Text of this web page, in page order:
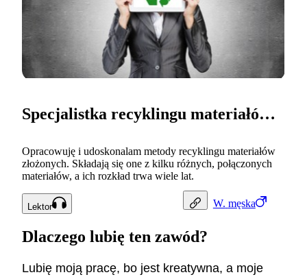
W. męska
Specjalistka recyklingu materiałów złożonych
Opracowuję i udoskonalam metody recyklingu materiałów
złożonych. Składają się one z kilku różnych, połączonych
materiałów, a ich rozkład trwa wiele lat.
Lektor
Dlaczego lubię ten zawód?
Lubię moją pracę, bo jest kreatywna, a moje